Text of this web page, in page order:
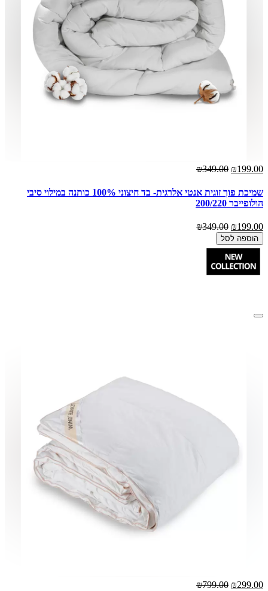
₪199.00
₪349.00
שמיכת פוך זוגית אנטי אלרגית- בד חיצוני 100% כותנה במילוי סיבי
הולופייבר 200/220
₪199.00
₪349.00
הוספה לסל
₪299.00
₪799.00